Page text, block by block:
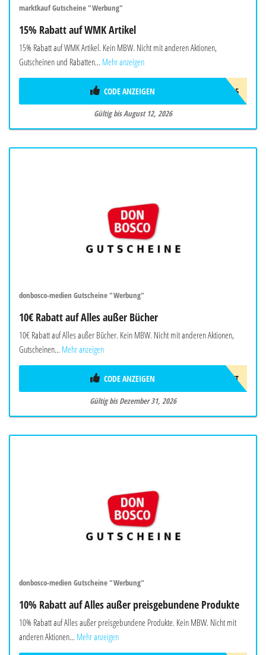
marktkauf Gutscheine "Werbung"
15% Rabatt auf WMK Artikel
15% Rabatt auf WMK Artikel. Kein MBW. Nicht mit anderen Aktionen,
Gutscheinen und Rabatten... Mehr anzeigen
W-WMK-15
CODE ANZEIGEN
Gültig bis August 12, 2026
donbosco-medien Gutscheine "Werbung"
10€ Rabatt auf Alles außer Bücher
10€ Rabatt auf Alles außer Bücher. Kein MBW. Nicht mit anderen Aktionen,
Gutscheinen... Mehr anzeigen
10EUROGESCHENKT
CODE ANZEIGEN
Gültig bis Dezember 31, 2026
donbosco-medien Gutscheine "Werbung"
10% Rabatt auf Alles außer preisgebundene Produkte
10% Rabatt auf Alles außer preisgebundene Produkte. Kein MBW. Nicht mit
anderen Aktionen... Mehr anzeigen